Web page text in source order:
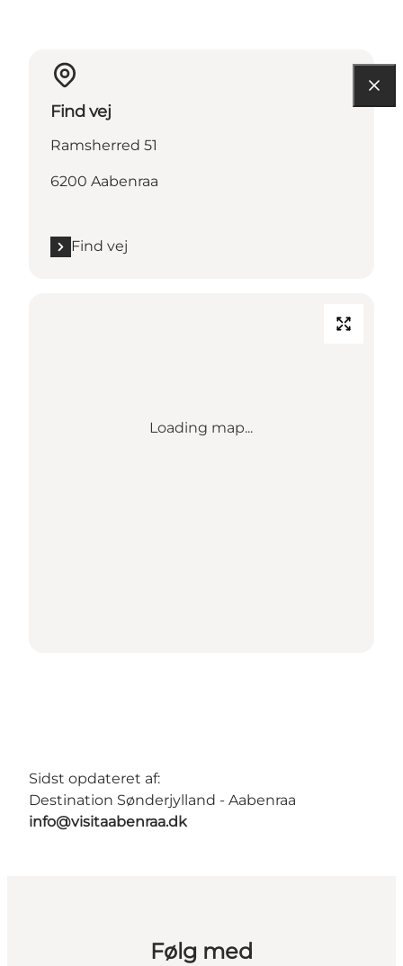
Find vej
Ramsherred 51
6200 Aabenraa
Find vej
Loading map...
Sidst opdateret af:
Destination Sønderjylland - Aabenraa
info@visitaabenraa.dk
Følg med